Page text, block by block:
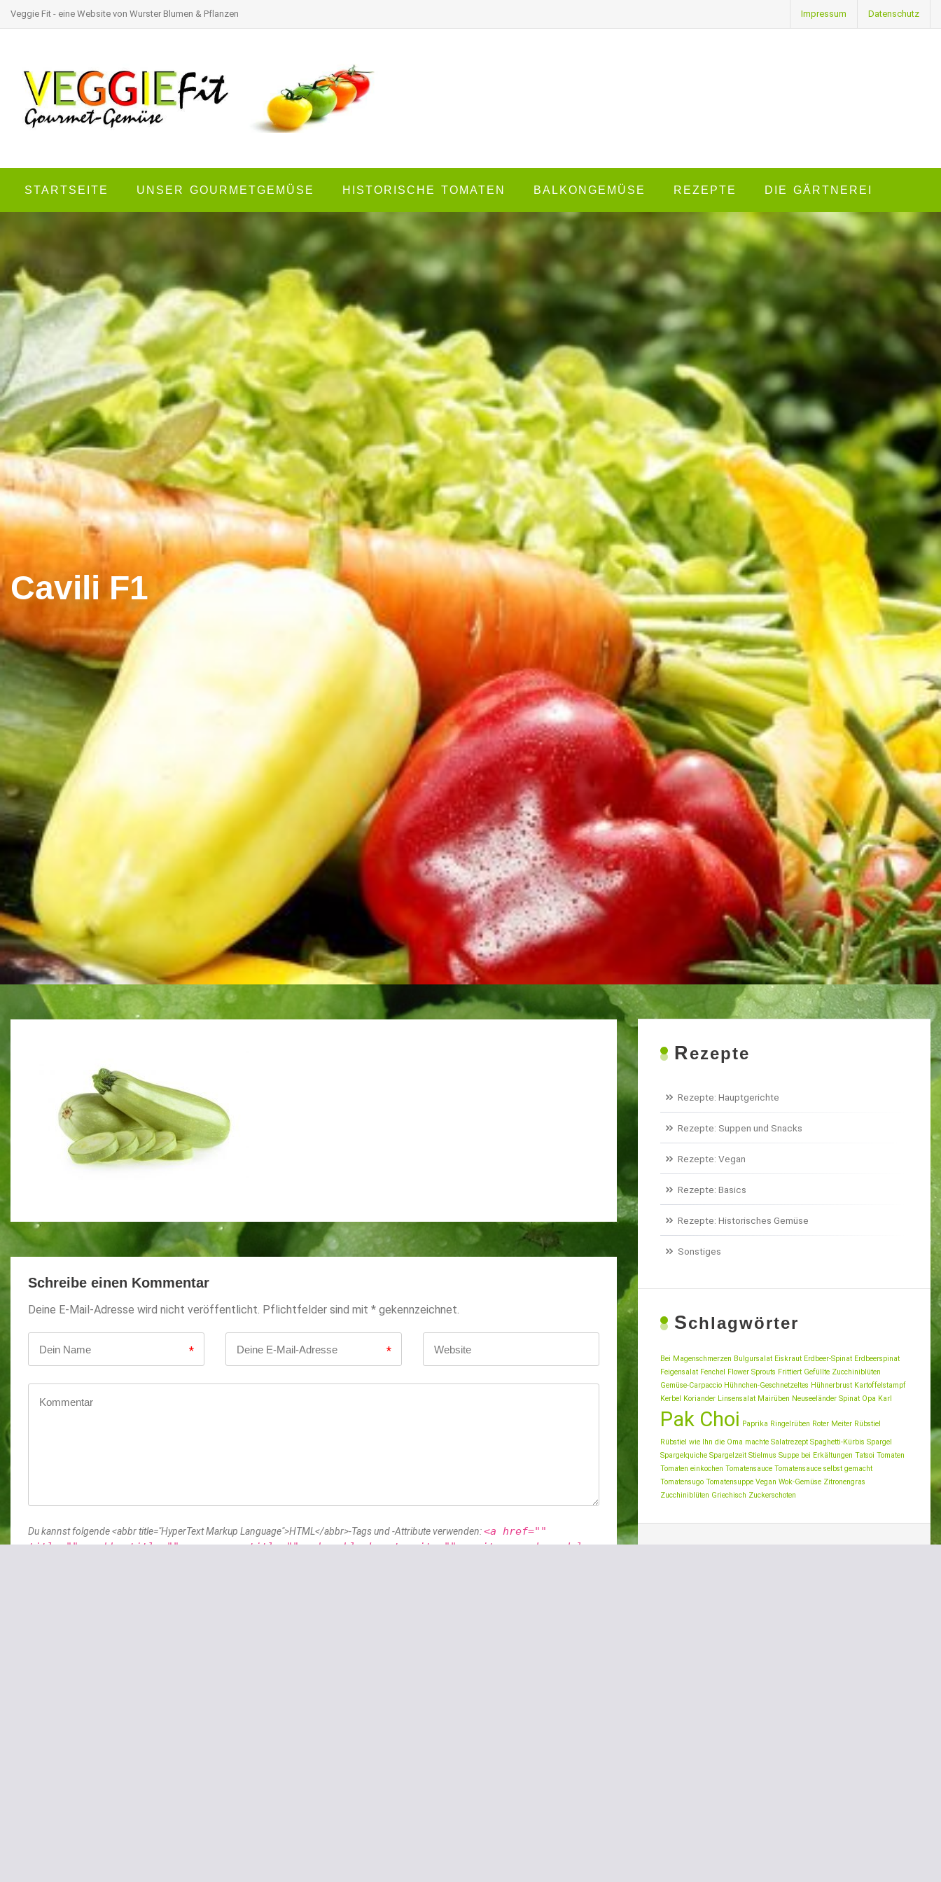
Veggie Fit - eine Website von Wurster Blumen & Pflanzen Datenschutz
Impressum
STARTSEITE UNSER GOURMETGEMÜSE HISTORISCHE TOMATEN BALKONGEMÜSE REZEPTE DIE GÄRTNEREI
Cavili F1
Schreibe einen Kommentar
Deine E-Mail-Adresse wird nicht veröffentlicht. Pflichtfelder sind mit * gekennzeichnet.
* *
Du kannst folgende <abbr title="HyperText Markup Language">HTML</abbr>-Tags und -Attribute verwenden:<a href=""
title=""> <abbr title=""> <acronym title=""> <b> <blockquote cite=""> <cite> <code> <del
Rezepte
Rezepte: Hauptgerichte
Rezepte: Suppen und Snacks
Rezepte: Vegan
Rezepte: Basics
Rezepte: Historisches Gemüse
Sonstiges
Schlagwörter
Bei Magenschmerzen Bulgursalat Eiskraut Erdbeer-Spinat Erdbeerspinat
Feigensalat Fenchel Flower Sprouts Frittiert Gefüllte Zucchiniblüten
Gemüse-Carpaccio Hühnchen-Geschnetzeltes Hühnerbrust Kartoffelstampf
Kerbel
Koriander Linsensalat Mairüben Neuseeländer Spinat Opa Karl
Pak Choi Paprika Ringelrüben Roter Meiter Rübstiel
Rübstiel wie Ihn die Oma machte Salatrezept Spaghetti-Kürbis Spargel
Spargelquiche Spargelzeit Stielmus Suppe bei Erkältungen Tatsoi Tomaten
Tomaten einkochen Tomatensauce Tomatensauce selbst gemacht
Tomatensugo Tomatensuppe Vegan Wok-Gemüse Zitronengras
Zucchiniblüten Griechisch Zuckerschoten